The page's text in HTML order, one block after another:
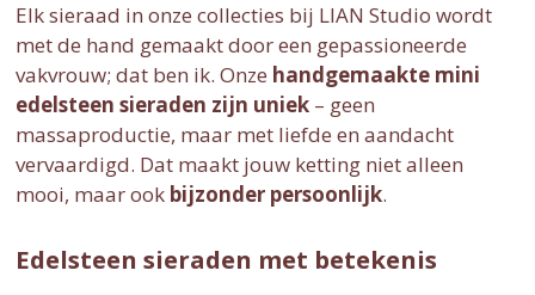
Elk sieraad in onze collecties bij LIAN Studio wordt
met de hand gemaakt door een gepassioneerde
vakvrouw; dat ben ik. Onze handgemaakte mini
edelsteen sieraden zijn uniek– geen
massaproductie, maar met liefde en aandacht
vervaardigd. Dat maakt jouw ketting niet alleen
mooi, maar ook bijzonder persoonlijk.
Edelsteen sieraden met betekenis